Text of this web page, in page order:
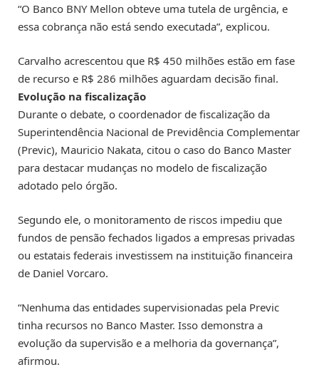
“O Banco BNY Mellon obteve uma tutela de urgência, e
essa cobrança não está sendo executada”, explicou.
Carvalho acrescentou que R$ 450 milhões estão em fase
de recurso e R$ 286 milhões aguardam decisão final.
Evolução na fiscalização
Durante o debate, o coordenador de fiscalização da
Superintendência Nacional de Previdência Complementar
(Previc), Mauricio Nakata, citou o caso do Banco Master
para destacar mudanças no modelo de fiscalização
adotado pelo órgão.
Segundo ele, o monitoramento de riscos impediu que
fundos de pensão fechados ligados a empresas privadas
ou estatais federais investissem na instituição financeira
de Daniel Vorcaro.
“Nenhuma das entidades supervisionadas pela Previc
tinha recursos no Banco Master. Isso demonstra a
evolução da supervisão e a melhoria da governança”,
afirmou.